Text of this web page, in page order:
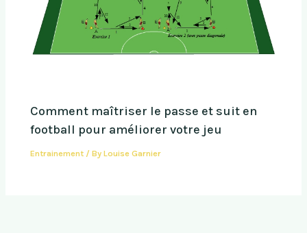
Comment maîtriser le passe et suit en
football pour améliorer votre jeu
Entrainement / ByLouise Garnier